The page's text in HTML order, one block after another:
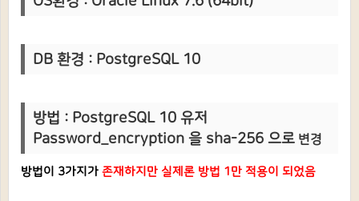
DB 환경 : PostgreSQL 10
방법 : PostgreSQL 10 유저
Password_encryption 을 sha-256 으로 변경
방법이 3가지가 존재하지만 실제론 방법 1만 적용이 되었음